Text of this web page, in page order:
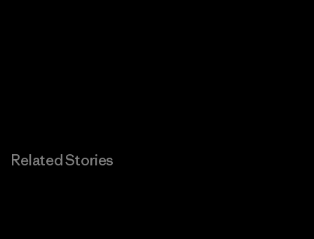
Related Stories